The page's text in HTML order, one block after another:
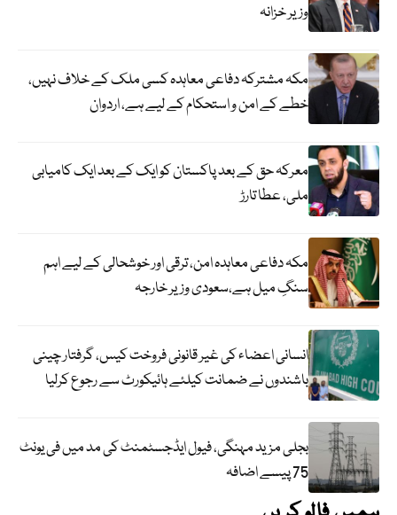
وزیر خزانہ
مکہ مشترکہ دفاعی معاہدہ کسی ملک کے خلاف نہیں،
خطے کے امن و استحکام کے لیے ہے، اردوان
معرکہ حق کے بعد پاکستان کو ایک کے بعد ایک کامیابی
ملی، عطا تارڑ
مکہ دفاعی معاہدہ امن، ترقی اور خوشحالی کے لیے اہم
سنگِ میل ہے،سعودی وزیر خارجہ
انسانی اعضاء کی غیر قانونی فروخت کیس، گرفتار چینی
باشندوں نے ضمانت کیلئے ہائیکورٹ سے رجوع کرلیا
بجلی مزید مہنگی، فیول ایڈجسٹمنٹ کی مد میں فی یونٹ
75 پیسے اضافہ